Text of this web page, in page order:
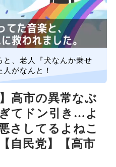
、老人『犬なんか乗せ
がなんと！
高市の異常なぶ
てドン引き…よ
さしてるよねこ
自民党】【高市